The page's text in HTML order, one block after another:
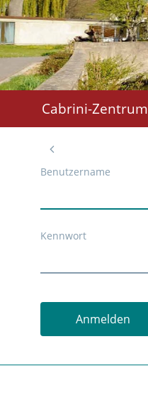
Cabrini-Zentrum
Benutzername
Kennwort
Anmelden